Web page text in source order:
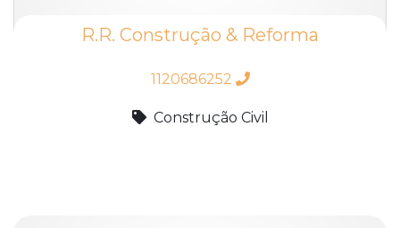
R.R. Construção & Reforma
1120686252
Construção Civil